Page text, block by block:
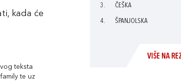
kada će
teksta
te uz
3. ČEŠKA
4. ŠPANJOLSKA
VIŠE NA